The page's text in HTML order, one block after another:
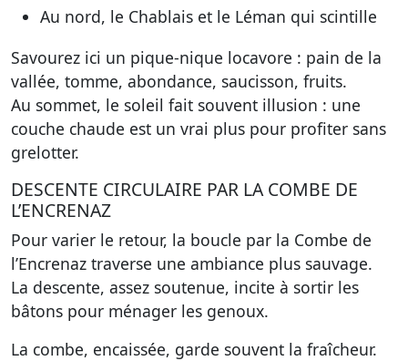
Au nord, le Chablais et le Léman qui scintille
Savourez ici un pique-nique locavore : pain de la
vallée, tomme, abondance, saucisson, fruits.
Au sommet, le soleil fait souvent illusion : une
couche chaude est un vrai plus pour profiter sans
grelotter.
DESCENTE CIRCULAIRE PAR LA COMBE DE
L’ENCRENAZ
Pour varier le retour, la boucle par la Combe de
l’Encrenaz traverse une ambiance plus sauvage.
La descente, assez soutenue, incite à sortir les
bâtons pour ménager les genoux.
La combe, encaissée, garde souvent la fraîcheur.